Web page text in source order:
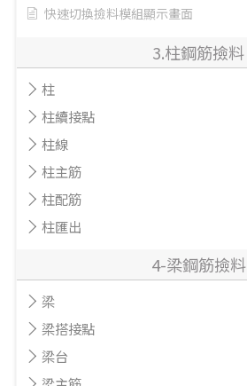
快速切換撿料模組顯示畫面
3.柱鋼筋撿料
柱
柱續接點
柱線
柱主筋
柱配筋
柱匯出
4-梁鋼筋撿料
梁
梁搭接點
梁台